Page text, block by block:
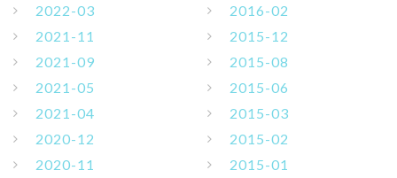
2022-03
2021-11
2021-09
2021-05
2021-04
2020-12
2020-11
2016-02
2015-12
2015-08
2015-06
2015-03
2015-02
2015-01